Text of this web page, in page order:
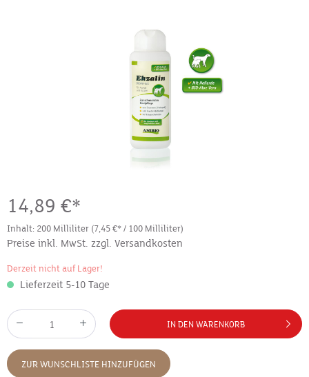
14,89 €*
Inhalt: 200 Milliliter (7,45 €* / 100 Milliliter)
Preise inkl. MwSt. zzgl. Versandkosten
Derzeit nicht auf Lager!
Lieferzeit 5-10 Tage
IN DEN WARENKORB
ZUR WUNSCHLISTE HINZUFÜGEN